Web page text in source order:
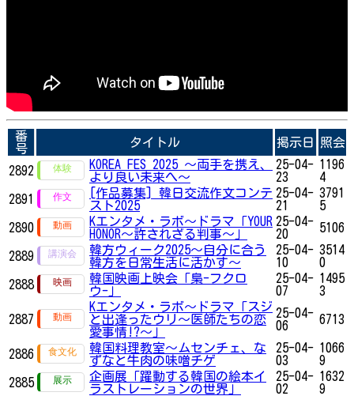
番
号
タイトル 掲示日 照会
2892
KOREA FES 2025 ～両手を携え、
より良い未来へ～
25-04-
23
1196
4
2891
[作品募集] 韓日交流作文コンテ
スト2025
25-04-
21
3791
5
2890
Kエンタメ・ラボ～ドラマ「YOUR
HONOR～許されざる判事～」
25-04-
20
5106
2889
韓方ウィーク2025～自分に合う
韓方を日常生活に活かす～
25-04-
10
3514
0
2888
韓国映画上映会「梟-フクロ
ウ-」
25-04-
07
1495
3
2887
Kエンタメ・ラボ～ドラマ「スジ
と出逢ったウリ～医師たちの恋
愛事情!?～」
25-04-
06
6713
2886
韓国料理教室～ムセンチェ、な
ずなと牛肉の味噌チゲ
25-04-
03
1066
9
2885
企画展「躍動する韓国の絵本イ
ラストレーションの世界」
25-04-
02
1632
9